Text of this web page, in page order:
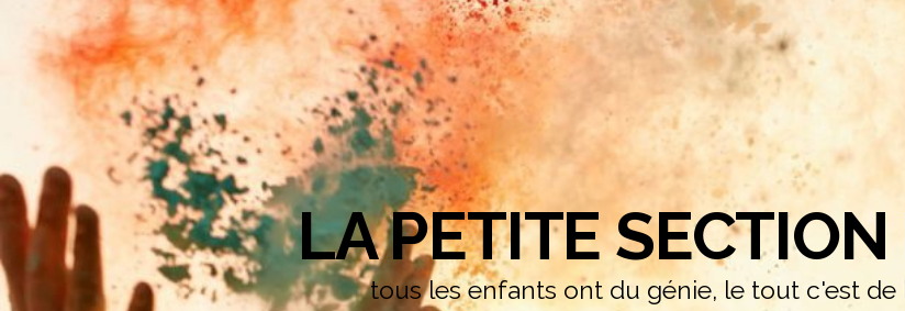
LA PETITE
tous les enfants ont du génie, le tout c'est de